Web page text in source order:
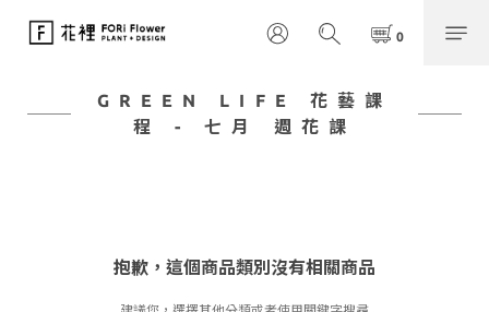
GREEN LIFE 花藝課
程 - 七月 週花課
抱歉，這個商品類別沒有相關商品